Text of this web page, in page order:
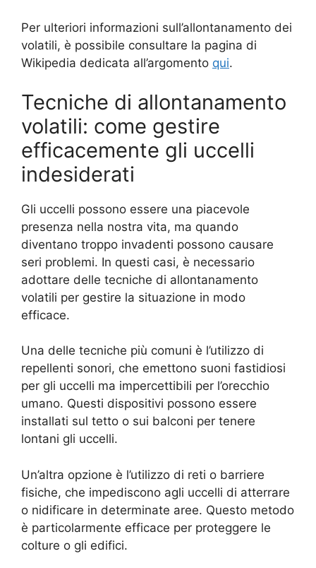
Per ulteriori informazioni sull’allontanamento dei
volatili, è possibile consultare la pagina di
Wikipedia dedicata all’argomento qui.
Tecniche di allontanamento
volatili: come gestire
efficacemente gli uccelli
indesiderati
Gli uccelli possono essere una piacevole
presenza nella nostra vita, ma quando
diventano troppo invadenti possono causare
seri problemi. In questi casi, è necessario
adottare delle tecniche di allontanamento
volatili per gestire la situazione in modo
efficace.
Una delle tecniche più comuni è l’utilizzo di
repellenti sonori, che emettono suoni fastidiosi
per gli uccelli ma impercettibili per l’orecchio
umano. Questi dispositivi possono essere
installati sul tetto o sui balconi per tenere
lontani gli uccelli.
Un’altra opzione è l’utilizzo di reti o barriere
fisiche, che impediscono agli uccelli di atterrare
o nidificare in determinate aree. Questo metodo
è particolarmente efficace per proteggere le
colture o gli edifici.